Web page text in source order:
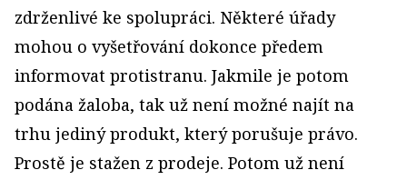
zdrženlivé ke spolupráci. Některé úřady
mohou o vyšetřování dokonce předem
informovat protistranu. Jakmile je potom
podána žaloba, tak už není možné najít na
trhu jediný produkt, který porušuje právo.
Prostě je stažen z prodeje. Potom už není